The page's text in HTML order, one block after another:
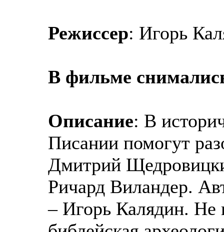
Режиссер: Игорь
В фильме
Описание: В
Писании помогут
Дмитрий
Ричард Виландер.
– Игорь Калядин. Не